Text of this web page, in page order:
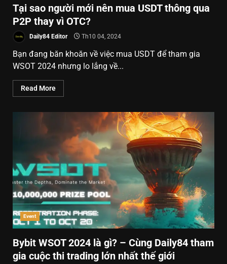
Tại sao người mới nên mua USDT thông qua
P2P thay vì OTC?
Daily84 Editor Th10 04, 2024
Bạn đang băn khoăn về việc mua USDT để tham gia
WSOT 2024 nhưng lo lắng về...
Read More
Event
Bybit WSOT 2024 là gì? – Cùng Daily84 tham
gia cuộc thi trading lớn nhất thế giới